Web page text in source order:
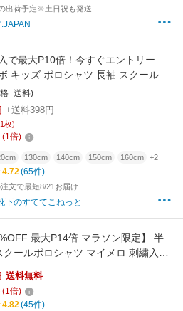
出荷予定※土日祝も発送
で最大P10倍！今すぐエントリー
キッズ ポロシャツ 長袖 スクールシ
プボタン 汚れが落ちやすい
小学生 男子 女子 制服 学生服
校 中学生 白 子供 110 120 130 140
180【取寄せ】
+送料)
+送料398円
枚)
(1倍)
130cm 140cm 150cm 160cm +2
4.72(65件)
文で最短8/21お届け
下のすててこねっと
最大P14倍 マラソン限定】 半
クールポロシャツ マイメロ 刺繍入り
小学生 子供 キッズ ポロシャツ 制
防汚 速乾 ふんわり袖 毛玉 できにく
中学生 学童 スクール サンリオ
送料無料
(1倍)
4.82(45件)